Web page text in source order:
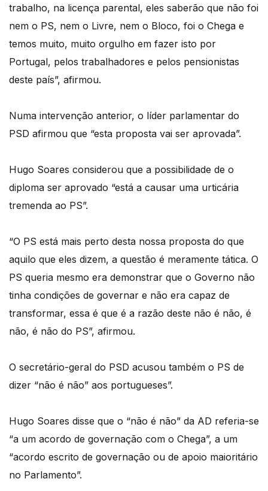
trabalho, na licença parental, eles saberão que não foi
nem o PS, nem o Livre, nem o Bloco, foi o Chega e
temos muito, muito orgulho em fazer isto por
Portugal, pelos trabalhadores e pelos pensionistas
deste país”, afirmou.
Numa intervenção anterior, o líder parlamentar do
PSD afirmou que “esta proposta vai ser aprovada”.
Hugo Soares considerou que a possibilidade de o
diploma ser aprovado “está a causar uma urticária
tremenda ao PS”.
“O PS está mais perto desta nossa proposta do que
aquilo que eles dizem, a questão é meramente tática. O
PS queria mesmo era demonstrar que o Governo não
tinha condições de governar e não era capaz de
transformar, essa é que é a razão deste não é não, é
não, é não do PS”, afirmou.
O secretário-geral do PSD acusou também o PS de
dizer “não é não” aos portugueses”.
Hugo Soares disse que o “não é não” da AD referia-se
“a um acordo de governação com o Chega”, a um
“acordo escrito de governação ou de apoio maioritário
no Parlamento”.